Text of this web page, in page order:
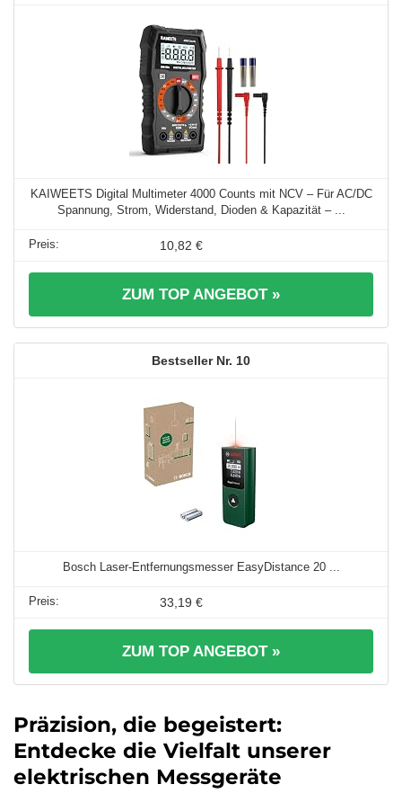
KAIWEETS Digital Multimeter 4000 Counts mit NCV – Für AC/DC
Spannung, Strom, Widerstand, Dioden & Kapazität – ...
10,82 €
ZUM TOP ANGEBOT »
10
Bosch Laser-Entfernungsmesser EasyDistance 20 ...
33,19 €
ZUM TOP ANGEBOT »
Präzision, die begeistert:
Entdecke die Vielfalt unserer
elektrischen Messgeräte